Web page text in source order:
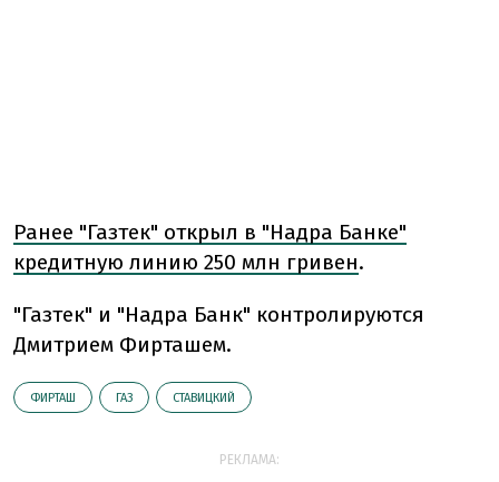
Ранее "Газтек" открыл в "Надра Банке"
кредитную линию 250 млн гривен.
"Газтек" и "Надра Банк" контролируются
Дмитрием Фирташем.
ФИРТАШ ГАЗ СТАВИЦКИЙ
РЕКЛАМА: